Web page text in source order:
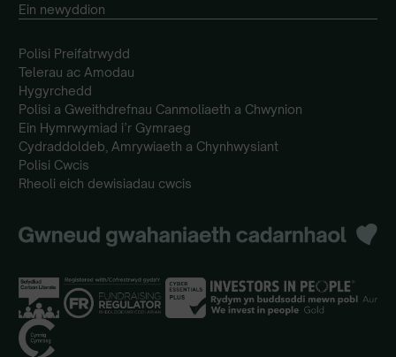
Ein newyddion
Polisi Preifatrwydd
Telerau ac Amodau
Hygyrchedd
Polisi a Gweithdrefnau Canmoliaeth a Chwynion
Ein Hymrwymiad i’r Gymraeg
Cydraddoldeb, Amrywiaeth a Chynhwysiant
Polisi Cwcis
Rheoli eich dewisiadau cwcis